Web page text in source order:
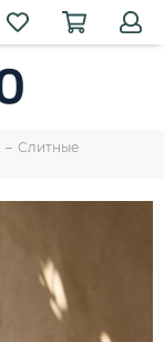
Слитные